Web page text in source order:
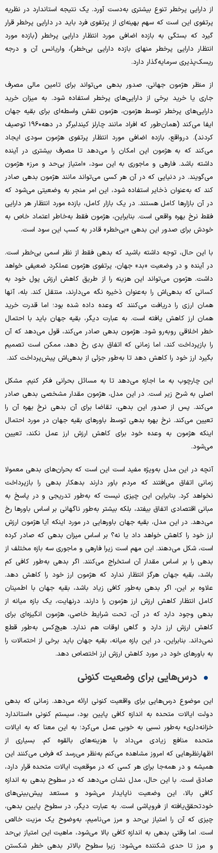
از دارایی پرخطر تنوع بیشتری به‌دست آورد. یک نتیجه استاندارد در نظریه
پرتفوی این است که سهم بهینه‌ای از پرتفوی فرد باید در دارایی پرخطر قرار
گیرد که بستگی به بازده اضافی مورد انتظار دارایی پرخطر (بازده مورد
انتظار دارایی پرخطر منهای بازده دارایی بی‌خطر)، واریانس آن و درجه
ریسک‌پذیری سرمایه‌گذار دارد.
از منظر هژمون جهانی، صدور بدهی می‌تواند برای تامین مالی مصرف
جاری یا خرید برخی از دارایی‌های پرخطر استفاده شود. به میزان خرید
دارایی‌های پرخطر توسط هژمون، هژمون نقش واسطه‌ای برای بقیه جهان
ایفا می‌کند (همان‌طور که افراد مانند چارلز کیندلبرگر در دهه۱۹۶۰ توصیف
کردند). درواقع، بازده اضافی مورد انتظار پرتفوی هژمون سودی ایجاد
می‌کند که به هژمون این امکان را می‌دهد تا مصرف بیشتری در آینده
داشته باشد. فارهی و ماجوری به این سود، «امتیاز بی‌حد و مرز» هژمون
می‌گویند. در دنیایی که در آن هر کسی می‌تواند مانند هژمون بدهی صادر
کند که به‌عنوان ذخایر استفاده شود، این امر منجر به وضعیتی می‌شود که
در آن بازارها کامل هستند. در یک بازار کامل، بازده مورد انتظار هر دارایی
فقط نرخ بهره واقعی است. بنابراین، هژمون فقط به‌خاطر اعتماد خاص به
خودش برای صدور این بدهی «بی‌خطر» قادر به کسب این سود است.
با این حال، توجه داشته باشید که بدهی فقط از نظر اسمی بی‌خطر است.
در آینده و در وضعیت «بد» جهان، پرتفوی هژمون عملکرد ضعیفی خواهد
داشت. هژمون می‌تواند این هزینه را از طریق کاهش ارزش پول خود به
کسانی که بدهی‌اش را به‌عنوان ذخیره نگه می‌دارند، منتقل کند. بله، آنها
همان ارزی را دریافت می‌کنند که وعده داده شده بود؛ اما قدرت خرید
همان ارز کاهش یافته است. به عبارت دیگر، بقیه جهان باید با احتمال
خطر اخلاقی روبه‌رو شود. هژمون بدهی صادر می‌کند، قول می‌دهد که آن
را بازپرداخت کند، اما زمانی که اتفاق بدی رخ دهد، ممکن است تصمیم
بگیرد ارز خود را کاهش دهد تا به‌طور جزئی از بدهی‌اش پیش‌پرداخت کند.
این چارچوب به ما اجازه می‌دهد تا به مسائل بحرانی فکر کنیم. مشکل
اصلی به شرح زیر است. در این مدل، هژمون مقدار مشخصی بدهی صادر
می‌کند. پس از صدور این بدهی، تقاضا برای آن بدهی نرخ بهره آن را
تعیین می‌کند. نرخ بهره بدهی توسط باورهای بقیه جهان در مورد احتمال
اینکه هژمون به وعده خود برای کاهش ارزش ارز عمل نکند، تعیین
می‌شود.
آنچه در این مدل به‌ویژه مفید است این است که بحران‌های بدهی معمولا
زمانی اتفاق می‌افتند که مردم باور دارند بدهکار بدهی را بازپرداخت
نخواهد کرد. بنابراین این چیزی نیست که به‌طور تدریجی و در پاسخ به
مبانی اقتصادی اتفاق بیفتد، بلکه بیشتر به‌طور ناگهانی بر اساس باورها رخ
می‌دهد. در این مدل، بقیه جهان باورهایی در مورد اینکه آیا هژمون ارزش
ارز خود را کاهش خواهد داد یا نه؟ بر اساس میزان بدهی که صادر کرده
است، شکل می‌دهند. این مهم است زیرا فارهی و ماجوری سه بازه مختلف از
بدهی را بر اساس مقدار آن استخراج می‌کنند. اگر بدهی به‌طور کافی کم
باشد، بقیه جهان هرگز انتظار ندارد که هژمون ارز خود را کاهش دهد.
علاوه بر این، اگر بدهی به‌طور کافی زیاد باشد، بقیه جهان با اطمینان
کامل انتظار کاهش ارزش ارز هژمون را دارند. درنهایت، یک بازه میانه از
بدهی وجود دارد که در آن، تحت شرایط خاصی، هژمون انگیزه‌ای برای
کاهش ارزش ارز دارد و گاهی اوقات هم ندارد. هیچ‌کس به‌طور قطع
نمی‌داند. بنابراین، در این بازه میانه، بقیه جهان باید برخی از احتمالات را
به باورهای خود در مورد کاهش ارزش ارز اختصاص دهد.
درس‌هایی برای وضعیت کنونی
این موضوع درس‌هایی برای واقعیت کنونی ارائه می‌دهد. زمانی که بدهی
دولت ایالات متحده به اندازه کافی پایین بود، سیستم کنونی «استاندارد
خزانه‌داری» به‌طور نسبی به خوبی عمل می‌کرد؛ به این معنا که به ایالات
متحده منافع زیادی می‌داد با هزینه‌های بالقوه کم. بسیاری از
اظهارنظرهایی که امروز مشاهده می‌کنم به‌نظر می‌رسد که فرض می‌کنند این
همیشه و در همه‌جا برای هر کسی که در موقعیت ایالات متحده قرار دارد،
صادق است. با این حال، مدل نشان می‌دهد که در سطوح بدهی به اندازه
کافی بالا، این وضعیت ناپایدار می‌شود و مستعد پیش‌بینی‌های
خودتحقق‌یافته از فروپاشی است. به عبارت دیگر، در سطوح پایین بدهی،
چیزی که آن را امتیاز بی‌حد و مرز می‌نامیم، به‌وضوح یک مزیت خالص
است. اما وقتی بدهی به اندازه کافی بالا می‌شود، ماهیت این امتیاز بی‌حد
و مرز تا حدی شکننده می‌شود؛ زیرا سطوح بالاتر بدهی خطر شکستن